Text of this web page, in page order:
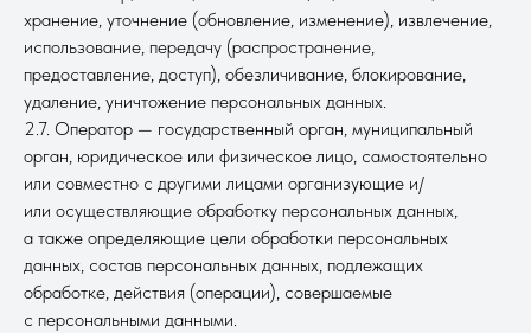
хранение, уточнение (обновление, изменение), извлечение,
использование, передачу (распространение,
предоставление, доступ), обезличивание, блокирование,
удаление, уничтожение персональных данных.
2.7. Оператор — государственный орган, муниципальный
орган, юридическое или физическое лицо, самостоятельно
или совместно с другими лицами организующие и/
или осуществляющие обработку персональных данных,
а также определяющие цели обработки персональных
данных, состав персональных данных, подлежащих
обработке, действия (операции), совершаемые
с персональными данными.